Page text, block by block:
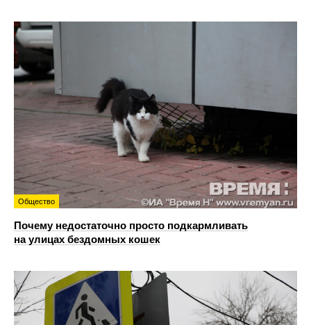
Общество
Почему недостаточно просто подкармливать
на улицах бездомных кошек